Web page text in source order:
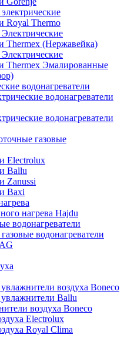
Royal Thermo
Thermex (Нержавейка)
Thermex Эмалированные
водонагреватели
водонагреватели
водонагреватели
газовые
Electrolux
Ballu
Zanussi
Baxi
нагрева Hajdu
водонагреватели
водонагреватели
воздуха Boneco
увлажнители Ballu
воздуха Boneco
Electrolux
Royal Clima